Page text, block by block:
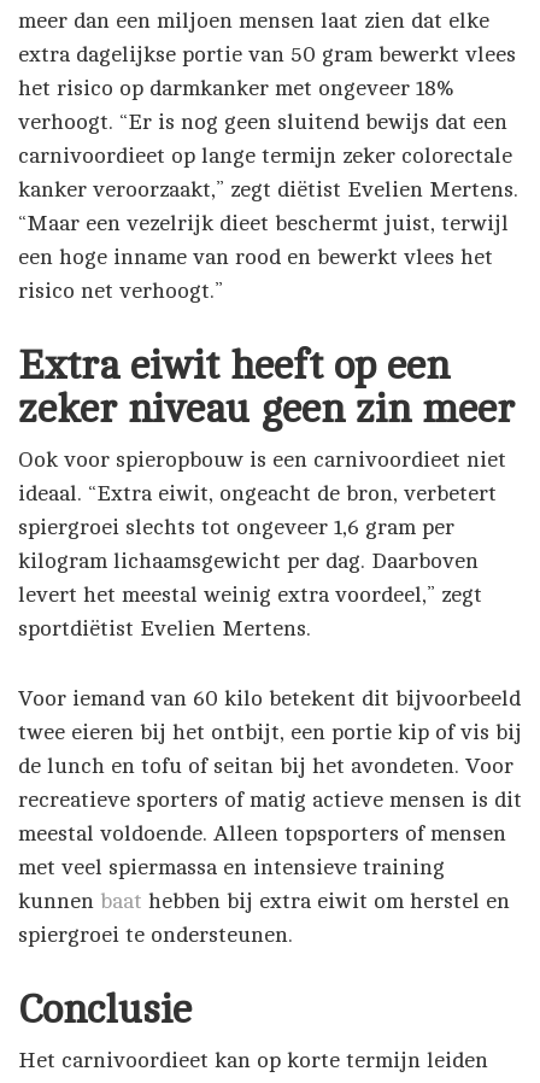
meer dan een miljoen mensen laat zien dat elke
extra dagelijkse portie van 50 gram bewerkt vlees
het risico op darmkanker met ongeveer 18%
verhoogt. “Er is nog geen sluitend bewijs dat een
carnivoordieet op lange termijn zeker colorectale
kanker veroorzaakt,” zegt diëtist Evelien Mertens.
“Maar een vezelrijk dieet beschermt juist, terwijl
een hoge inname van rood en bewerkt vlees het
risico net verhoogt.”
Extra eiwit heeft op een
zeker niveau geen zin meer
Ook voor spieropbouw is een carnivoordieet niet
ideaal. “Extra eiwit, ongeacht de bron, verbetert
spiergroei slechts tot ongeveer 1,6 gram per
kilogram lichaamsgewicht per dag. Daarboven
levert het meestal weinig extra voordeel,” zegt
sportdiëtist Evelien Mertens.
Voor iemand van 60 kilo betekent dit bijvoorbeeld
twee eieren bij het ontbijt, een portie kip of vis bij
de lunch en tofu of seitan bij het avondeten. Voor
recreatieve sporters of matig actieve mensen is dit
meestal voldoende. Alleen topsporters of mensen
met veel spiermassa en intensieve training
kunnen baat hebben bij extra eiwit om herstel en
spiergroei te ondersteunen.
Conclusie
Het carnivoordieet kan op korte termijn leiden